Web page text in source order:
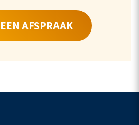
AFSPRAAK